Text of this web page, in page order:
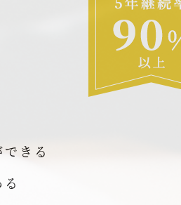
きる